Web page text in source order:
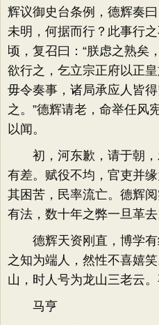
辉议御史台条例，德辉奏
未明，何据而行？此事行
顷，复召曰：“朕虑之熟矣
欲行之，乞立宗正府以正
毋令奏事，诸局承应人皆
之。”德辉请老，命举任风
以闻。
初，河东歉，请于朝，
有差。赋役不均，官吏并
其困苦，民率流亡。德辉
有法，数十年之弊一旦革去
德辉天资刚直，博学有
之知为端人，然性不喜嬉
山，时人号为龙山三老云。
马亨